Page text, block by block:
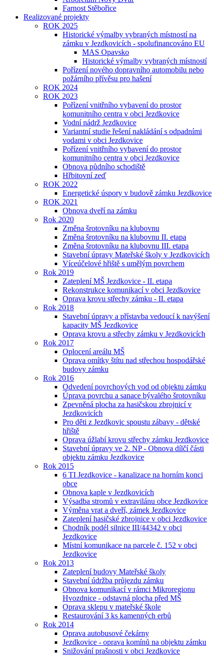
Farnost Stěbořice
Realizované projekty
ROK 2025
Historické výmalby vybraných místností na
zámku v Jezdkovicích - spolufinancováno EU
MAS Opavsko
Historické výmalby vybraných místností
Pořízení nového dopravního automobilu nebo
požárního přívěsu pro hašení
ROK 2024
ROK 2023
Pořízení vnitřního vybavení do prostor
komunitního centra v obci Jezdkovice
Vodní nádrž Jezdkovice
Variantní studie řešení nakládání s odpadními
vodami v obci Jezdkovice
Pořízení vnitřního vybavení do prostor
komunitního centra v obci Jezdkovice
Obnova půdního schodiště
Hřbitovní zeď
ROK 2022
Energetické úspory v budově zámku Jezdkovice
ROK 2021
Obnova dveří na zámku
Rok 2020
Změna šrotovníku na klubovnu
Změna šrotovníku na klubovnu II. etapa
Změna šrotovníku na klubovnu III. etapa
Stavební úpravy Mateřské školy v Jezdkovicích
Víceúčelové hřiště s umělým povrchem
Rok 2019
Zateplení MŠ Jezdkovice - II. etapa
Rekonstrukce komunikací v obci Jezdkovice
Oprava krovu střechy zámku - II. etapa
Rok 2018
Stavební úpravy a přístavba vedoucí k navýšení
kapacity MŠ Jezdkovice
Oprava krovu a střechy zámku v Jezdkovicích
Rok 2017
Oplocení areálu MŠ
Oprava omítky štítu nad střechou hospodářské
budovy zámku
Rok 2016
Odvedení povrchových vod od objektu zámku
Úprava povrchu a sanace bývalého šrotovníku
Zpevněná plocha za hasičskou zbrojnicí v
Jezdkovicích
Pro děti z Jezdkovic spoustu zábavy - dětské
hřiště
Oprava úžlabí krovu střechy zámku Jezdkovice
Stavební úpravy ve 2. NP - Obnova dílčí části
objektu zámku Jezdkovice
Rok 2015
6 TI Jezdkovice - kanalizace na horním konci
obce
Obnova kaple v Jezdkovicích
Výsadba stromů v extravilánu obce Jezdkovice
Výměna vrat a dveří, zámek Jezdkovice
Zateplení hasičské zbrojnice v obci Jezdkovice
Chodník podél silnice III/44342 v obci
Jezdkovice
Místní komunikace na parcele č. 152 v obci
Jezdkovice
Rok 2013
Zateplení budovy Mateřské školy
Stavební údržba průjezdu zámku
Obnova komunikací v rámci Mikroregionu
Hvozdnice - odstavná plocha před MŠ
Oprava sklepu v mateřské škole
Restaurování 3 ks kamenných erbů
Rok 2014
Oprava autobusové čekárny
Jezdkovice - oprava komínů na objektu zámku
Snižování prašnosti v obci Jezdkovice